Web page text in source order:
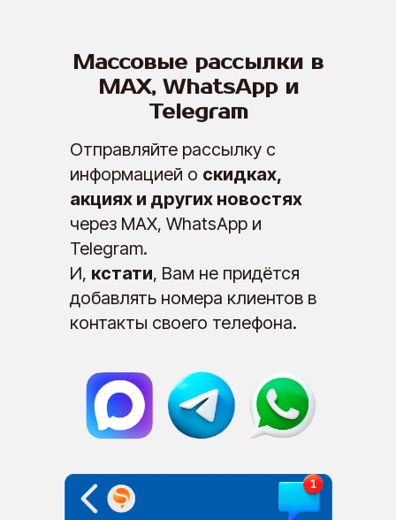
Возможности
Интеграции
Ниши
Цены
Вход
Массовые рассылки в
MAX, WhatsApp и
Telegram
Отправляйте рассылку с
информацией о скидках,
акциях и других новостях
через MAX, WhatsApp и
Telegram.
И, кстати, Вам не придётся
добавлять номера клиентов в
контакты своего телефона.